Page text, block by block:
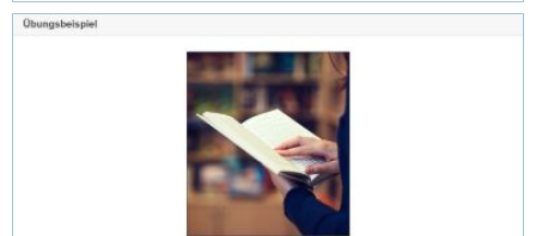
und ein reiner Persönlichkeitsreport zur Verfügung.
Der Premium-Report VERTRIEB umfasst:
Ergebnisübersicht
Executive Summary
Jobprofil
Positionsunabhängige Kompetenzen
Testergebnisse im Detail
Trainingsmöglichkeiten
Interviewleitfaden